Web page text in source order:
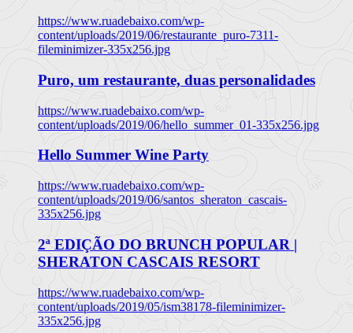
https://www.ruadebaixo.com/wp-
content/uploads/2019/06/restaurante_puro-7311-
fileminimizer-335x256.jpg
Puro, um restaurante, duas personalidades
https://www.ruadebaixo.com/wp-
content/uploads/2019/06/hello_summer_01-335x256.jpg
Hello Summer Wine Party
https://www.ruadebaixo.com/wp-
content/uploads/2019/06/santos_sheraton_cascais-
335x256.jpg
2ª EDIÇÃO DO BRUNCH POPULAR |
SHERATON CASCAIS RESORT
https://www.ruadebaixo.com/wp-
content/uploads/2019/05/ism38178-fileminimizer-
335x256.jpg